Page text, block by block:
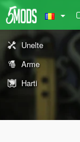
Unelte
Arme
Harti